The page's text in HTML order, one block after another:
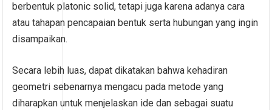
berbentuk platonic solid, tetapi juga karena adanya cara
atau tahapan pencapaian bentuk serta hubungan yang ingin
disampaikan.
Secara lebih luas, dapat dikatakan bahwa kehadiran
geometri sebenarnya mengacu pada metode yang
diharapkan untuk menjelaskan ide dan sebagai suatu